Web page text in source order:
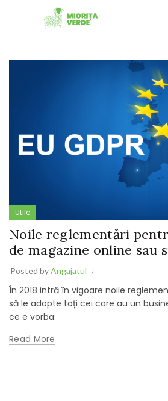
Utile
Noile reglementări
de magazine online sau
Posted byAngajatul
În 2018 intră în vigoare noile
să le adopte toți cei care au un
ce e vorba:
Read More